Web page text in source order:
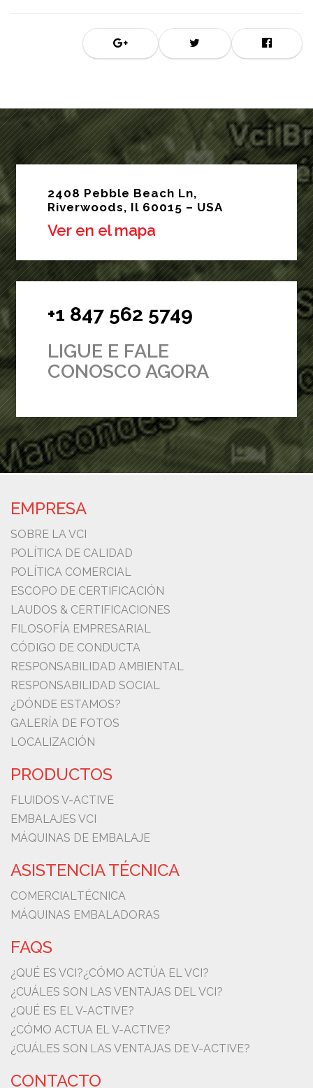
2408 Pebble Beach Ln,
Riverwoods, Il 60015 – USA
Ver en el mapa
+1 847 562 5749
LIGUE E FALE
CONOSCO AGORA
EMPRESA
SOBRE LA VCI
POLÍTICA DE CALIDAD
POLÍTICA COMERCIAL
ESCOPO DE CERTIFICACIÓN
LAUDOS & CERTIFICACIONES
FILOSOFÍA EMPRESARIAL
CÓDIGO DE CONDUCTA
RESPONSABILIDAD AMBIENTAL
RESPONSABILIDAD SOCIAL
¿DÓNDE ESTAMOS?
GALERÍA DE FOTOS
LOCALIZACIÓN
PRODUCTOS
FLUIDOS V-ACTIVE
EMBALAJES VCI
MÁQUINAS DE EMBALAJE
ASISTENCIA TÉCNICA
COMERCIALTÉCNICA
MÁQUINAS EMBALADORAS
FAQS
¿QUÉ ES VCI?¿CÓMO ACTÚA EL VCI?
¿CUÁLES SON LAS VENTAJAS DEL VCI?
¿QUÉ ES EL V-ACTIVE?
¿CÓMO ACTUA EL V-ACTIVE?
¿CUÁLES SON LAS VENTAJAS DE V-ACTIVE?
CONTACTO